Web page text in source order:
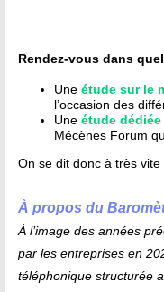
Rendez-vous dans
Une étude sur le
l’occasion des
Une étude
Mécènes Forum
On se dit donc à très vite
À propos du
À l’image des années
par les entreprises en
téléphonique structurée